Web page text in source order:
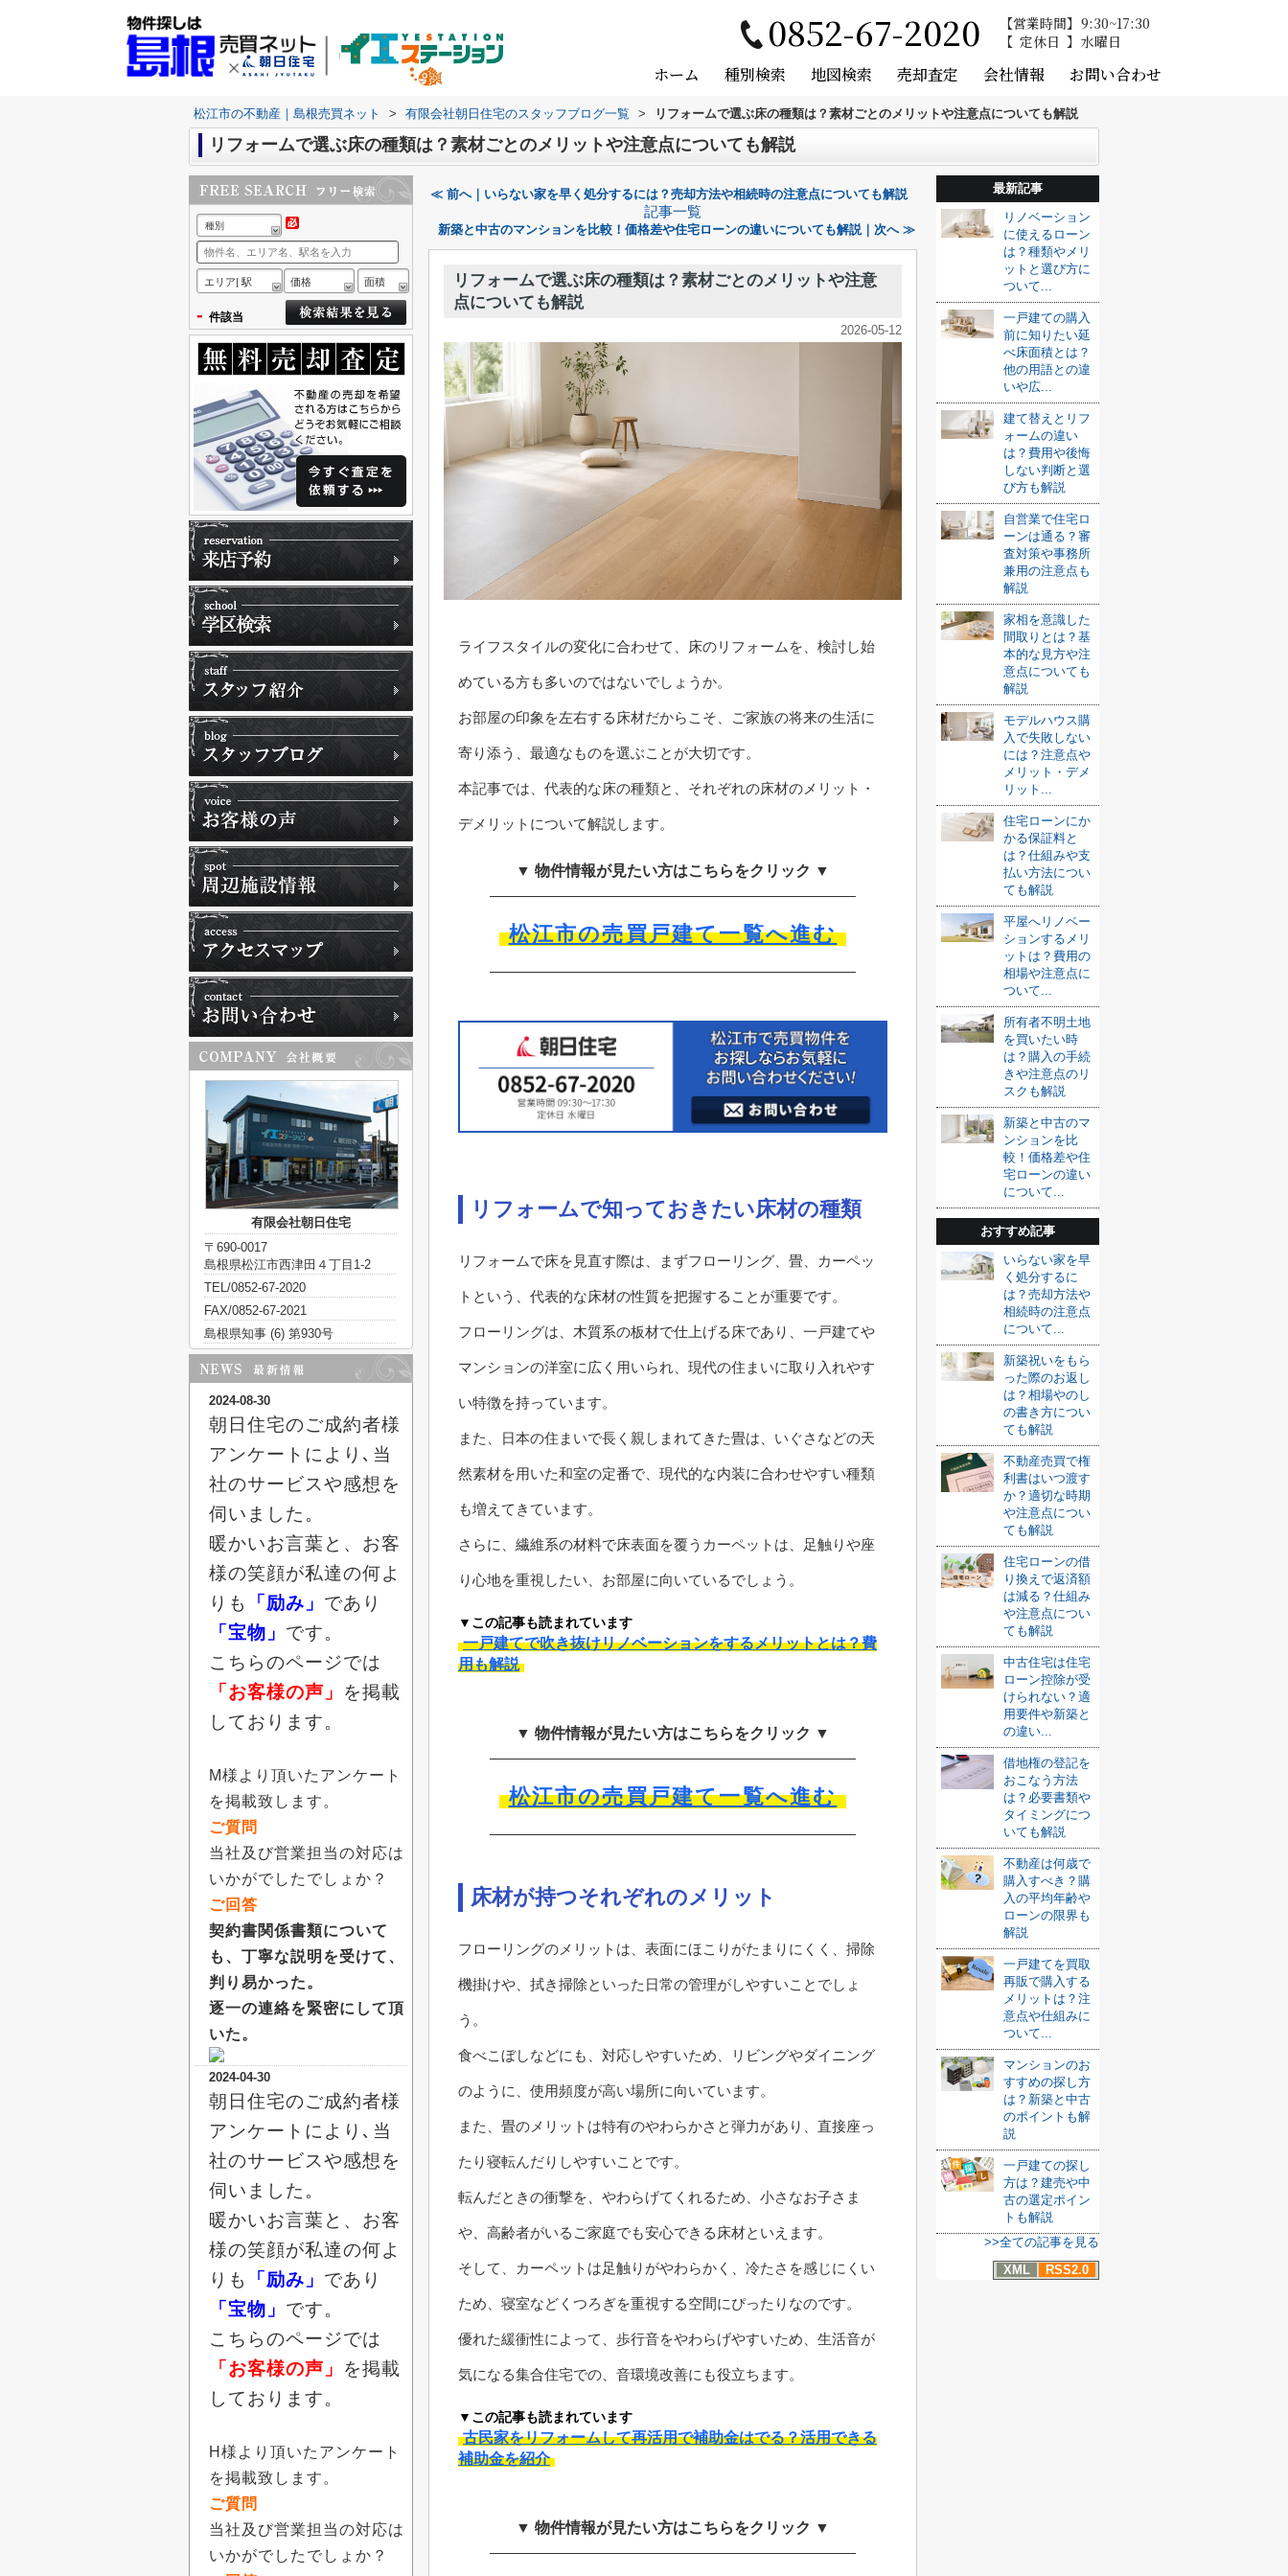
0852-67-2020 営業時間
9:30~17:30
定休日
水曜日
ホーム 種別検索 地図検索 売却査定 会社情報 お問い合わせ
松江市の不動産｜島根売買ネット > 有限会社朝日住宅のスタッフブログ一覧 > リフォームで選ぶ床の種類は？素材ごとのメリットや注意点についても解説
リフォームで選ぶ床の種類は？素材ごとのメリットや注意点についても解説
≪ 前へ｜いらない家を早く処分するには？売却方法や相続時の注意点についても解説
記事一覧
新築と中古のマンションを比較！価格差や住宅ローンの違いについても解説｜次へ ≫
リフォームで選ぶ床の種類は？素材ごとのメリットや注意
点についても解説
2026-05-12
ライフスタイルの変化に合わせて、床のリフォームを、検討し始
めている方も多いのではないでしょうか。
お部屋の印象を左右する床材だからこそ、ご家族の将来の生活に
寄り添う、最適なものを選ぶことが大切です。
本記事では、代表的な床の種類と、それぞれの床材のメリット・
デメリットについて解説します。
▼ 物件情報が見たい方はこちらをクリック ▼
松江市の売買戸建て一覧へ進む
リフォームで知っておきたい床材の種類
リフォームで床を見直す際は、まずフローリング、畳、カーペッ
トという、代表的な床材の性質を把握することが重要です。
フローリングは、木質系の板材で仕上げる床であり、一戸建てや
マンションの洋室に広く用いられ、現代の住まいに取り入れやす
い特徴を持っています。
また、日本の住まいで長く親しまれてきた畳は、いぐさなどの天
然素材を用いた和室の定番で、現代的な内装に合わせやすい種類
も増えてきています。
さらに、繊維系の材料で床表面を覆うカーペットは、足触りや座
り心地を重視したい、お部屋に向いているでしょう。
▼この記事も読まれています
一戸建てで吹き抜けリノベーションをするメリットとは？費
用も解説
▼ 物件情報が見たい方はこちらをクリック ▼
松江市の売買戸建て一覧へ進む
床材が持つそれぞれのメリット
フローリングのメリットは、表面にほこりがたまりにくく、掃除
機掛けや、拭き掃除といった日常の管理がしやすいことでしょ
う。
食べこぼしなどにも、対応しやすいため、リビングやダイニング
のように、使用頻度が高い場所に向いています。
また、畳のメリットは特有のやわらかさと弾力があり、直接座っ
たり寝転んだりしやすいことです。
転んだときの衝撃を、やわらげてくれるため、小さなお子さま
や、高齢者がいるご家庭でも安心できる床材といえます。
そして、カーペットは足触りがやわらかく、冷たさを感じにくい
ため、寝室などくつろぎを重視する空間にぴったりなのです。
優れた緩衝性によって、歩行音をやわらげやすいため、生活音が
気になる集合住宅での、音環境改善にも役立ちます。
▼この記事も読まれています
古民家をリフォームして再活用で補助金はでる？活用できる
補助金を紹介
▼ 物件情報が見たい方はこちらをクリック ▼
最新記事
リノベーション
に使えるローン
は？種類やメリ
ットと選び方に
ついて...
一戸建ての購入
前に知りたい延
べ床面積とは？
他の用語との違
いや広...
建て替えとリフ
ォームの違い
は？費用や後悔
しない判断と選
び方も解説
自営業で住宅ロ
ーンは通る？審
査対策や事務所
兼用の注意点も
解説
家相を意識した
間取りとは？基
本的な見方や注
意点についても
解説
モデルハウス購
入で失敗しない
には？注意点や
メリット・デメ
リット...
住宅ローンにか
かる保証料と
は？仕組みや支
払い方法につい
ても解説
平屋へリノベー
ションするメリ
ットは？費用の
相場や注意点に
ついて...
所有者不明土地
を買いたい時
は？購入の手続
きや注意点のリ
スクも解説
新築と中古のマ
ンションを比
較！価格差や住
宅ローンの違い
について...
おすすめ記事
いらない家を早
く処分するに
は？売却方法や
相続時の注意点
について...
新築祝いをもら
った際のお返し
は？相場やのし
の書き方につい
ても解説
不動産売買で権
利書はいつ渡す
か？適切な時期
や注意点につい
ても解説
住宅ローンの借
り換えで返済額
は減る？仕組み
や注意点につい
ても解説
中古住宅は住宅
ローン控除が受
けられない？適
用要件や新築と
の違い...
借地権の登記を
おこなう方法
は？必要書類や
タイミングにつ
いても解説
不動産は何歳で
購入すべき？購
入の平均年齢や
ローンの限界も
解説
一戸建てを買取
再販で購入する
メリットは？注
意点や仕組みに
ついて...
マンションのお
すすめの探し方
は？新築と中古
のポイントも解
説
一戸建ての探し
方は？建売や中
古の選定ポイン
トも解説
>>全ての記事を見る
XML
RSS2.0
種別
エリア| 駅 価格 面積
- 件該当
有限会社朝日住宅
〒690-0017
島根県松江市西津田４丁目1-2
TEL/0852-67-2020
FAX/0852-67-2021
島根県知事 (6) 第930号
2024-08-30
朝日住宅のご成約者様
アンケートにより､当
社のサービスや感想を
伺いました。
暖かいお言葉と、お客
様の笑顔が私達の何よ
りも
「励み」 であり
「宝物」 です。
こちらのページでは
「お客様の声」 を掲載
しております。
M様より頂いたアンケート
を掲載致します。
ご質問
当社及び営業担当の対応は
いかがでしたでしょか？
ご回答
契約書関係書類について
も、丁寧な説明を受けて、
判り易かった。
逐一の連絡を緊密にして頂
いた。
2024-04-30
朝日住宅のご成約者様
アンケートにより､当
社のサービスや感想を
伺いました。
暖かいお言葉と、お客
様の笑顔が私達の何よ
りも
「励み」 であり
「宝物」 です。
こちらのページでは
「お客様の声」 を掲載
しております。
H様より頂いたアンケート
を掲載致します。
ご質問
当社及び営業担当の対応は
いかがでしたでしょか？